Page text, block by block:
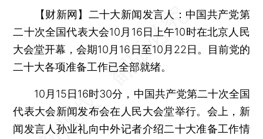
【财新网】 二十大新闻发言人：中国共产党第
二十次全国代表大会10月16日上午10时在北京人民
大会堂开幕，会期10月16日至10月22日。目前党的
二十大各项准备工作已全部就绪。
10月15日16时30分，中国共产党第二十次全国
代表大会新闻发布会在人民大会堂举行。会上，新
闻发言人孙业礼向中外记者介绍二十大准备工作情